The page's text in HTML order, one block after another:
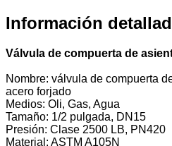
Información
Válvula de compuerta de
Nombre: válvula de compuerta
acero forjado
Medios: Oli, Gas, Agua
Tamaño: 1/2 pulgada, DN15
Presión: Clase 2500 LB, PN420
Material: ASTM A105N